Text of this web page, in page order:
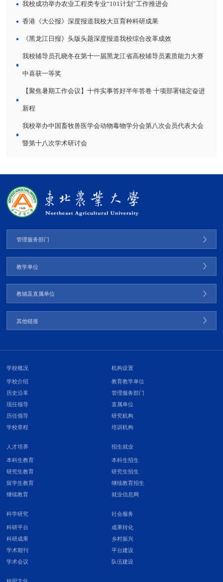
我校成功举办农业工程类专业“101计划”工作推进会
香港《大公报》深度报道我校大豆育种科研成果
《黑龙江日报》头版头题深度报道我校综合改革成效
我校辅导员孔晓冬在第十一届黑龙江省高校辅导员素质能力大赛
中喜获一等奖
【聚焦暑期工作会议】十件实事答好半年答卷 十项部署锚定奋进
新程
我校举办中国畜牧兽医学会动物毒物学分会第八次会员代表大会
暨第十八次学术研讨会
管理服务部门
教学单位
教辅及直属单位
其他链接
学校概况
学校介绍
历史沿革
现任领导
历任领导
学校章程
机构设置
教育教学单位
管理服务部门
直属单位
研究机构
培训机构
人才培养
本科生教育
研究生教育
留学生教育
继续教育
招生就业
本科生招生
研究生招生
继续教育招生
就业信息网
科学研究
科研平台
科研成果
学术期刊
学术会议
社会服务
成果转化
乡村振兴
平台建设
队伍建设